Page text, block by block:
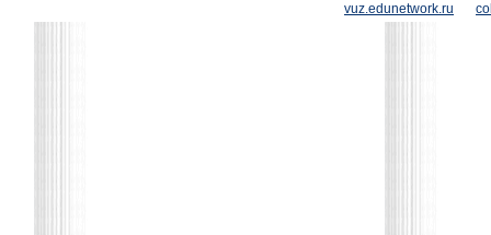
vuz.edunetwork.ru